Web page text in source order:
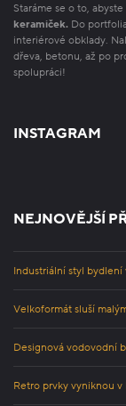
Staráme se o to,
keramiček. Do
interiérové obklady.
dřeva, betonu, až po
spolupráci!
INSTAGRAM
NEJNOVĚJŠÍ
Industriální styl bydlení
Velkoformát sluší
Designová vodovodní
Retro prvky vyniknou